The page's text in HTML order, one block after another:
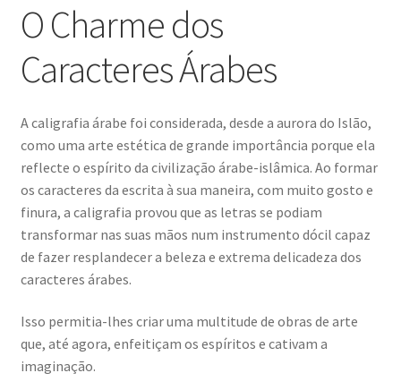
O Charme dos
Caracteres Árabes
A caligrafia árabe foi considerada, desde a aurora do Islão,
como uma arte estética de grande importância porque ela
reflecte o espírito da civilização árabe-islâmica. Ao formar
os caracteres da escrita à sua maneira, com muito gosto e
finura, a caligrafia provou que as letras se podiam
transformar nas suas mãos num instrumento dócil capaz
de fazer resplandecer a beleza e extrema delicadeza dos
caracteres árabes.
Isso permitia-lhes criar uma multitude de obras de arte
que, até agora, enfeitiçam os espíritos e cativam a
imaginação.